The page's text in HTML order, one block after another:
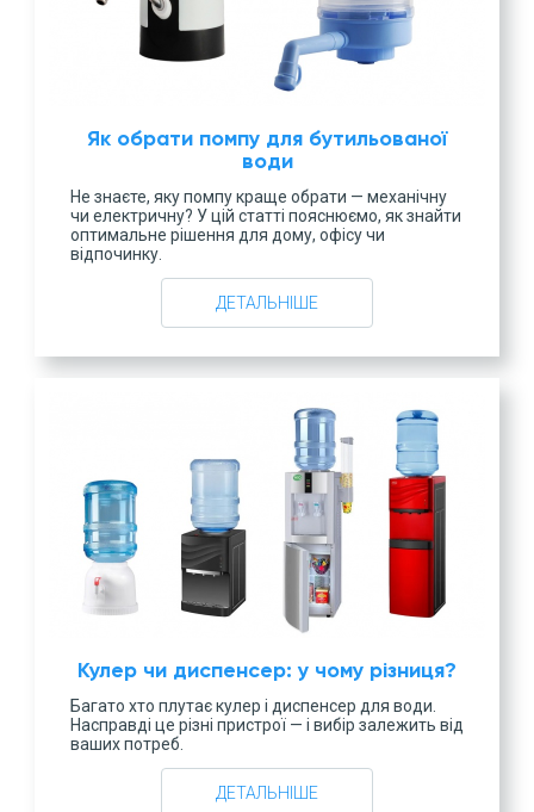
Як обрати помпу для бутильованої
води
Не знаєте, яку помпу краще обрати — механічну
чи електричну? У цій статті пояснюємо, як знайти
оптимальне рішення для дому, офісу чи
відпочинку.
ДЕТАЛЬНІШЕ
Кулер чи диспенсер: у чому різниця?
Багато хто плутає кулер і диспенсер для води.
Насправді це різні пристрої — і вибір залежить від
ваших потреб.
ДЕТАЛЬНІШЕ